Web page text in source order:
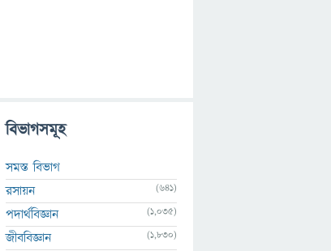
বিভাগসমূহ
সমস্ত বিভাগ
রসায়ন
(641)
পদার্থবিজ্ঞান (1,035)
জীববিজ্ঞান (1,830)